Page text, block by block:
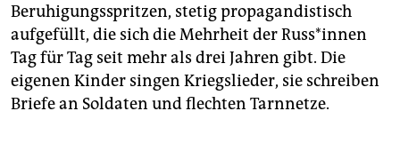
Beruhigungsspritzen, stetig propagandistisch
aufgefüllt, die sich die Mehrheit der Rus­s*in­nen
Tag für Tag seit mehr als drei Jahren gibt. Die
eigenen Kinder singen Kriegslieder, sie schreiben
Briefe an Soldaten und flechten Tarnnetze.